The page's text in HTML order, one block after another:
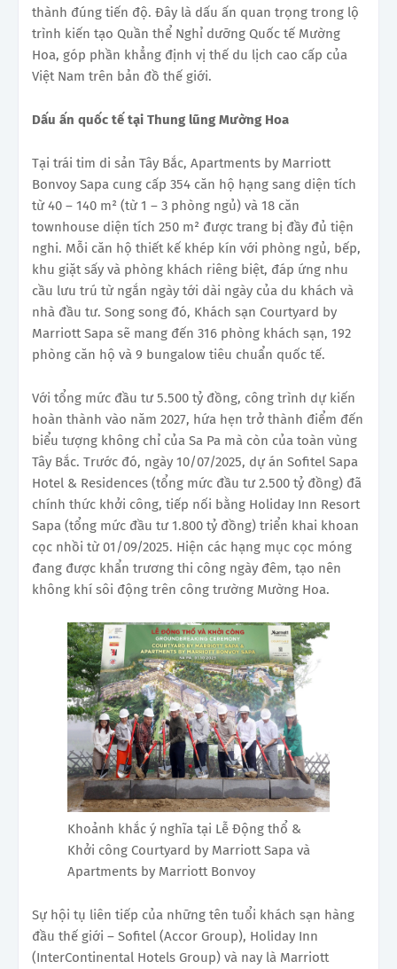
thành đúng tiến độ. Đây là dấu ấn quan trọng trong lộ
trình kiến tạo Quần thể Nghỉ dưỡng Quốc tế Mường
Hoa, góp phần khẳng định vị thế du lịch cao cấp của
Việt Nam trên bản đồ thế giới.
Dấu ấn quốc tế tại Thung lũng Mường Hoa
Tại trái tim di sản Tây Bắc, Apartments by Marriott
Bonvoy Sapa cung cấp 354 căn hộ hạng sang diện tích
từ 40 – 140 m² (từ 1 – 3 phòng ngủ) và 18 căn
townhouse diện tích 250 m² được trang bị đầy đủ tiện
nghi. Mỗi căn hộ thiết kế khép kín với phòng ngủ, bếp,
khu giặt sấy và phòng khách riêng biệt, đáp ứng nhu
cầu lưu trú từ ngắn ngày tới dài ngày của du khách và
nhà đầu tư. Song song đó, Khách sạn Courtyard by
Marriott Sapa sẽ mang đến 316 phòng khách sạn, 192
phòng căn hộ và 9 bungalow tiêu chuẩn quốc tế.
Với tổng mức đầu tư 5.500 tỷ đồng, công trình dự kiến
hoàn thành vào năm 2027, hứa hẹn trở thành điểm đến
biểu tượng không chỉ của Sa Pa mà còn của toàn vùng
Tây Bắc. Trước đó, ngày 10/07/2025, dự án Sofitel Sapa
Hotel & Residences (tổng mức đầu tư 2.500 tỷ đồng) đã
chính thức khởi công, tiếp nối bằng Holiday Inn Resort
Sapa (tổng mức đầu tư 1.800 tỷ đồng) triển khai khoan
cọc nhồi từ 01/09/2025. Hiện các hạng mục cọc móng
đang được khẩn trương thi công ngày đêm, tạo nên
không khí sôi động trên công trường Mường Hoa.
Khoảnh khắc ý nghĩa tại Lễ Động thổ &
Khởi công Courtyard by Marriott Sapa và
Apartments by Marriott Bonvoy
Sự hội tụ liên tiếp của những tên tuổi khách sạn hàng
đầu thế giới – Sofitel (Accor Group), Holiday Inn
(InterContinental Hotels Group) và nay là Marriott